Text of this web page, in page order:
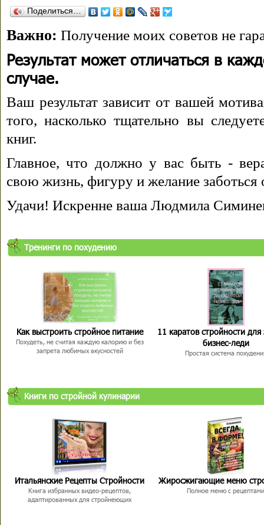
Поделиться…
Важно: Получение моих советов не
Результат может отличаться в
случае.
Ваш результат зависит от вашей
того, насколько тщательно вы
книг.
Главное, что должно у вас быть -
свою жизнь, фигуру и желание заботься
Удачи! Искренне ваша Людмила
Тренинги по похудению
Как выстроить стройное питание
Похудеть, не считая каждую калорию и без
запрета любимых вкусностей
11 каратов стройности для
бизнес-леди
Простая система
Книги по стройной кулинарии
Итальянские Рецепты Стройности
Книга избранных видео-рецептов,
адаптированных для стройнеющих
Жиросжигающие меню
Полное меню с рецептами